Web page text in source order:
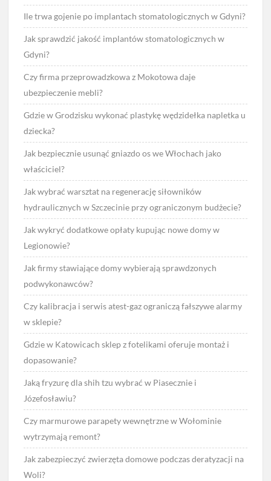
Ile trwa gojenie po implantach stomatologicznych w Gdyni?
Jak sprawdzić jakość implantów stomatologicznych w
Gdyni?
Czy firma przeprowadzkowa z Mokotowa daje
ubezpieczenie mebli?
Gdzie w Grodzisku wykonać plastykę wędzidełka napletka u
dziecka?
Jak bezpiecznie usunąć gniazdo os we Włochach jako
właściciel?
Jak wybrać warsztat na regenerację siłowników
hydraulicznych w Szczecinie przy ograniczonym budżecie?
Jak wykryć dodatkowe opłaty kupując nowe domy w
Legionowie?
Jak firmy stawiające domy wybierają sprawdzonych
podwykonawców?
Czy kalibracja i serwis atest-gaz ograniczą fałszywe alarmy
w sklepie?
Gdzie w Katowicach sklep z fotelikami oferuje montaż i
dopasowanie?
Jaką fryzurę dla shih tzu wybrać w Piasecznie i
Józefosławiu?
Czy marmurowe parapety wewnętrzne w Wołominie
wytrzymają remont?
Jak zabezpieczyć zwierzęta domowe podczas deratyzacji na
Woli?